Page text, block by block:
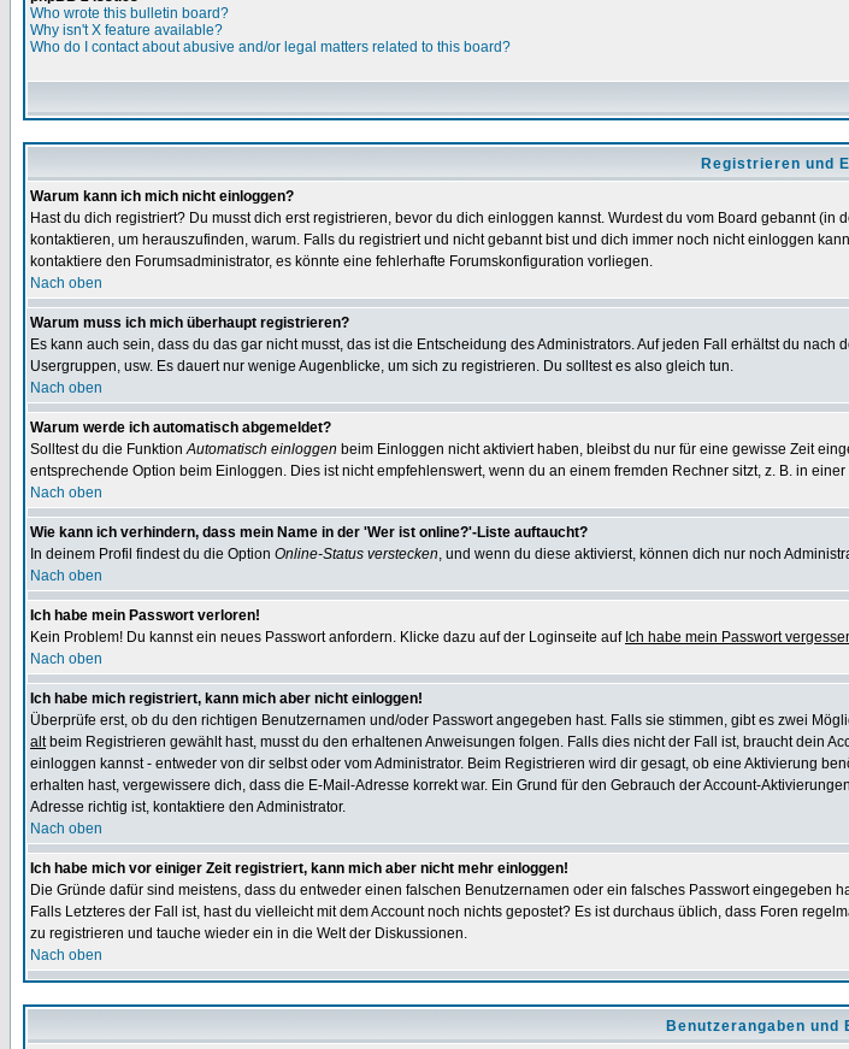
Who wrote this bulletin board?
Why isn't X feature available?
Who do I contact about abusive and/or legal matters related to this board?
Registrieren und
Warum kann ich mich nicht einloggen?
Hast du dich registriert? Du musst dich erst registrieren, bevor du dich einloggen kannst. Wurdest du vom Board gebannt
kontaktieren, um herauszufinden, warum. Falls du registriert und nicht gebannt bist und dich immer noch nicht einloggen
kontaktiere den Forumsadministrator, es könnte eine fehlerhafte Forumskonfiguration vorliegen.
Nach oben
Warum muss ich mich überhaupt registrieren?
Es kann auch sein, dass du das gar nicht musst, das ist die Entscheidung des Administrators. Auf jeden Fall erhältst du
Usergruppen, usw. Es dauert nur wenige Augenblicke, um sich zu registrieren. Du solltest es also gleich tun.
Nach oben
Warum werde ich automatisch abgemeldet?
Solltest du die FunktionAutomatisch einloggen beim Einloggen nicht aktiviert haben, bleibst du nur für eine gewisse Zeit
entsprechende Option beim Einloggen. Dies ist nicht empfehlenswert, wenn du an einem fremden Rechner sitzt, z. B. in
Nach oben
Wie kann ich verhindern, dass mein Name in der 'Wer ist online?'-Liste auftaucht?
In deinem Profil findest du die Option Online-Status verstecken, und wenn du diese aktivierst, können dich nur noch
Nach oben
Ich habe mein Passwort verloren!
Kein Problem! Du kannst ein neues Passwort anfordern. Klicke dazu auf der Loginseite auf Ich habe mein Passwort
Nach oben
Ich habe mich registriert, kann mich aber nicht einloggen!
Überprüfe erst, ob du den richtigen Benutzernamen und/oder Passwort angegeben hast. Falls sie stimmen, gibt es zwei
altbeim Registrieren gewählt hast, musst du den erhaltenen Anweisungen folgen. Falls dies nicht der Fall ist, braucht dein
einloggen kannst - entweder von dir selbst oder vom Administrator. Beim Registrieren wird dir gesagt, ob eine Aktivierung
erhalten hast, vergewissere dich, dass die E-Mail-Adresse korrekt war. Ein Grund für den Gebrauch der Account-
Adresse richtig ist, kontaktiere den Administrator.
Nach oben
Ich habe mich vor einiger Zeit registriert, kann mich aber nicht mehr einloggen!
Die Gründe dafür sind meistens, dass du entweder einen falschen Benutzernamen oder ein falsches Passwort
Falls Letzteres der Fall ist, hast du vielleicht mit dem Account noch nichts gepostet? Es ist durchaus üblich, dass Foren
zu registrieren und tauche wieder ein in die Welt der Diskussionen.
Nach oben
Benutzerangaben und